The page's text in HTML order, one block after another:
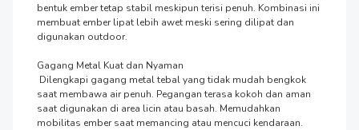
bentuk ember tetap stabil meskipun terisi penuh. Kombinasi ini
membuat ember lipat lebih awet meski sering dilipat dan
digunakan outdoor.
Gagang Metal Kuat dan Nyaman
saat membawa air penuh. Pegangan terasa kokoh dan aman
saat digunakan di area licin atau basah. Memudahkan
mobilitas ember saat memancing atau mencuci kendaraan.